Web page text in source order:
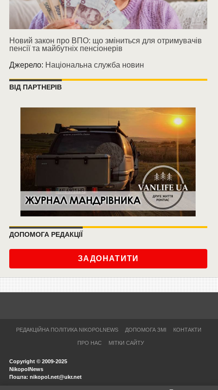
Новий закон про ВПО: що зміниться для отримувачів
пенсії та майбутніх пенсіонерів
Джерело: Національна служба новин
ВІД ПАРТНЕРІВ
ДОПОМОГА РЕДАКЦІЇ
ЗАДОНАТИТИ
РЕДАКЦІЙНА ПОЛІТИКА NIKOPOLNEWS ДОПОМОГА ЗМІ КОНТАКТИ
ПРО НАС МІТКИ САЙТУ
Copyright © 2009-2025
NikopolNews
Пошта: nikopol.net@ukr.net